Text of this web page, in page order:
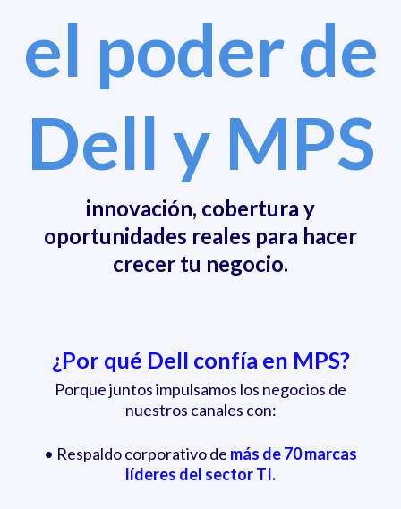
el poder de
Dell y MPS
innovación, cobertura y
oportunidades reales para hacer
crecer tu negocio.
¿Por qué Dell confía en MPS?
Porque juntos impulsamos los negocios de
nuestros canales con:
• Respaldo corporativo de más de 70 marcas
líderes del sector TI.